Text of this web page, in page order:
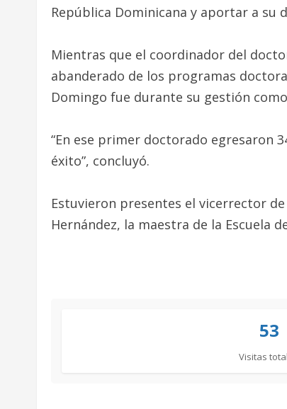
República Dominicana y aportar a su
Mientras que el coordinador del
abanderado de los programas
Domingo fue durante su gestión
“En ese primer doctorado egresaron
éxito”, concluyó.
Estuvieron presentes el vicerrector
Hernández, la maestra de la Escuela
53
Visitas